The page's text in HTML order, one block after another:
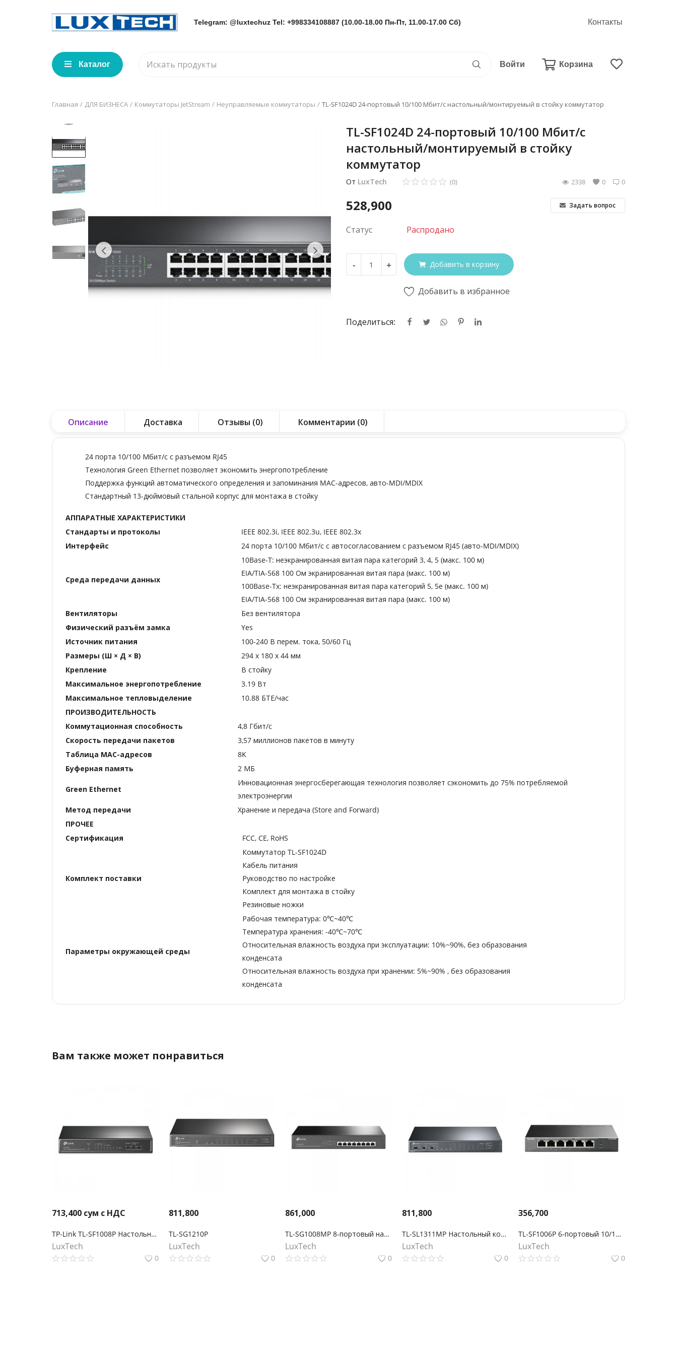
Telegram: @luxtechuz Tel: +998334108887 (10.00-18.00 Пн-Пт, 11.00-17.00 Сб) Контакты
Каталог Войти Корзина
Главная ДЛЯ БИЗНЕСА Коммутаторы JetStream Неуправляемые коммутаторы TL-SF1024D 24-портовый 10/100 Мбит/с настольный/монтируемый в стойку коммутатор
TL-SF1024D 24-портовый 10/100 Мбит/с
настольный/монтируемый в стойку
коммутатор
От LuxTech 0
(0) 0
2338
528,900 Задать вопрос
Статус Распродано
- + Добавить в корзину
Добавить в избранное
Поделиться:
Описание Доставка Отзывы (0) Комментарии (0)
24 порта 10/100 Мбит/с с разъемом RJ45
Технология Green Ethernet позволяет экономить энергопотребление
Поддержка функций автоматического определения и запоминания MAC-адресов, авто-MDI/MDIX
Стандартный 13-дюймовый стальной корпус для монтажа в стойку
АППАРАТНЫЕ ХАРАКТЕРИСТИКИ
Стандарты и протоколы
IEEE 802.3i, IEEE 802.3u, IEEE 802.3x
Интерфейс
24 порта 10/100 Мбит/с с автосогласованием с разъемом RJ45 (авто-MDI/MDIX)
Среда передачи данных
10Base-T: неэкранированная витая пара категорий 3, 4, 5 (макс. 100 м)
EIA/TIA-568 100 Ом экранированная витая пара (макс. 100 м)
100Base-Tx: неэкранированная витая пара категорий 5, 5e (макс. 100 м)
EIA/TIA-568 100 Ом экранированная витая пара (макс. 100 м)
Вентиляторы
Без вентилятора
Физический разъём замка
Yes
Источник питания
100-240 В перем. тока, 50/60 Гц
Размеры (Ш × Д × В)
294 х 180 х 44 мм
Крепление
В стойку
Максимальное энергопотребление
3.19 Вт
Максимальное тепловыделение
10.88 БТЕ/час
ПРОИЗВОДИТЕЛЬНОСТЬ
Коммутационная способность
4,8 Гбит/с
Скорость передачи пакетов
3,57 миллионов пакетов в минуту
Таблица МАС-адресов
8K
Буферная память
2 МБ
Green Ethernet
Инновационная энергосберегающая технология позволяет сэкономить до 75% потребляемой
электроэнергии
Метод передачи
Хранение и передача (Store and Forward)
ПРОЧЕЕ
Сертификация
FCC, CE, RoHS
Комплект поставки
Коммутатор TL-SF1024D
Кабель питания
Руководство по настройке
Комплект для монтажа в стойку
Резиновые ножки
Параметры окружающей среды
Рабочая температура: 0℃~40℃
Температура хранения: -40℃~70℃
Относительная влажность воздуха при эксплуатации: 10%~90%, без образования
конденсата
Относительная влажность воздуха при хранении: 5%~90% , без образования
конденсата
Вам также может понравиться
713,400 сум с НДС
TP-Link TL-SF1008P Настольный коммутатор с 8 портами 10/100 Мбит/с (4 порта PoE+)
LuxTech
0
811,800
TL-SG1210P
LuxTech
0
861,000
TL-SG1008MP 8-портовый настольный/монтируемый в стойку гигабитный коммутатор с 8 портами PoE+
LuxTech
0
811,800
TL-SL1311MP Настольный коммутатор на 8 PoE+ портов 10/100 Мбит/с и 3 гигабитных порта
LuxTech
0
356,700
TL-SF1006P 6-портовый 10/100 Мбит/с настольный коммутатор с 4 портами PoE+
LuxTech
0